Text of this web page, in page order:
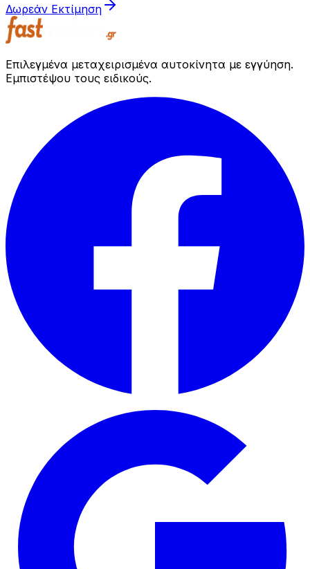
Δωρεάν Εκτίμηση
Επιλεγμένα μεταχειρισμένα αυτοκίνητα με εγγύηση.
Εμπιστέψου τους ειδικούς.